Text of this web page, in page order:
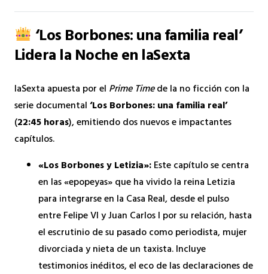
‘Los Borbones: una familia real’
Lidera la Noche en laSexta
laSexta apuesta por el Prime Timede la no ficción con la
serie documental‘Los Borbones: una familia real’
(22:45 horas), emitiendo dos nuevos e impactantes
capítulos.
«Los Borbones y Letizia»:Este capítulo se centra
en las «epopeyas» que ha vivido la reina Letizia
para integrarse en la Casa Real, desde el pulso
entre Felipe VI y Juan Carlos I por su relación, hasta
el escrutinio de su pasado como periodista, mujer
divorciada y nieta de un taxista. Incluye
testimonios inéditos, el eco de las declaraciones de